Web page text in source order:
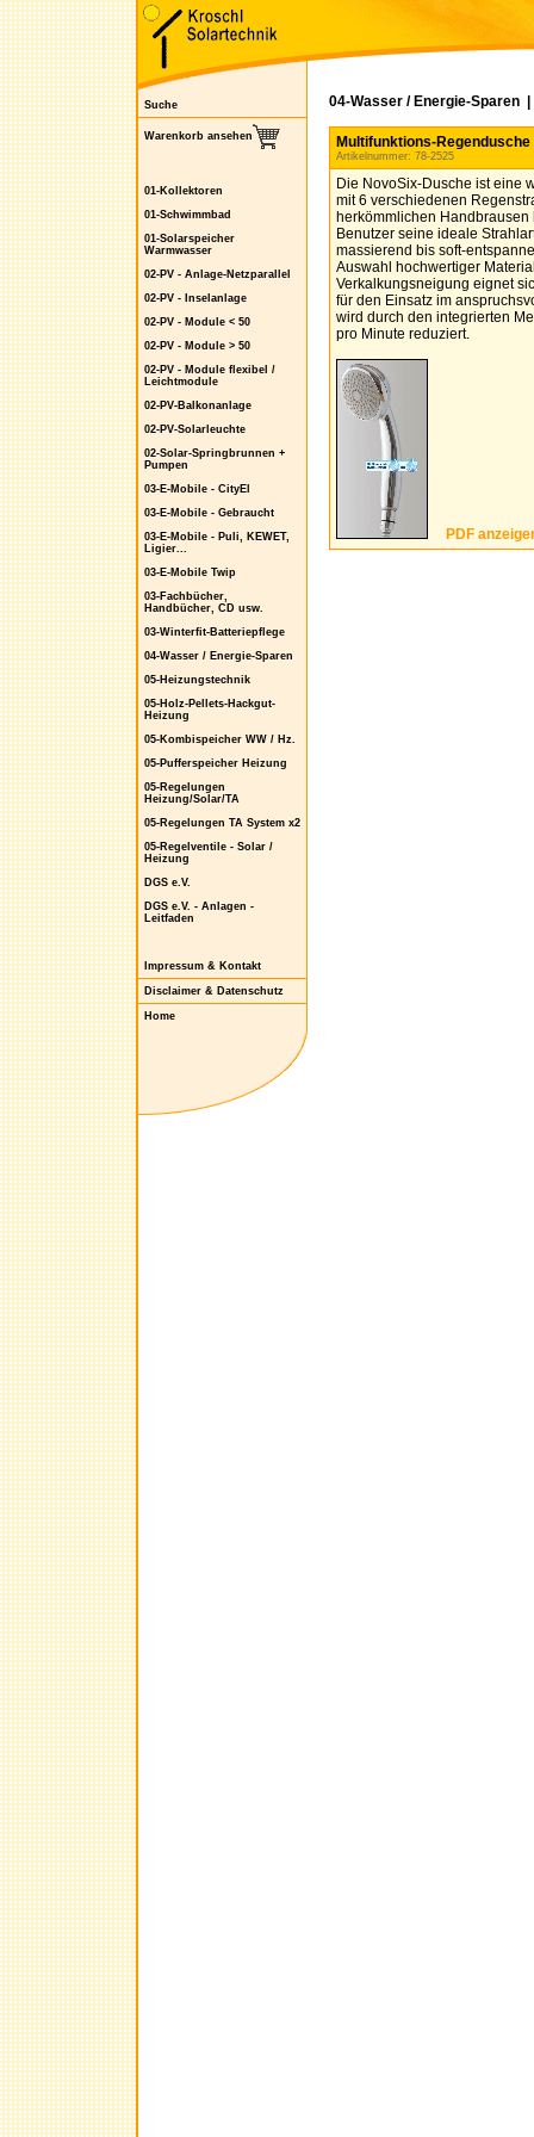
Suche
Warenkorb ansehen
01-Kollektoren
01-Schwimmbad
01-Solarspeicher
Warmwasser
02-PV - Anlage-Netzparallel
02-PV - Inselanlage
02-PV - Module < 50
02-PV - Module > 50
02-PV - Module flexibel /
Leichtmodule
02-PV-Balkonanlage
02-PV-Solarleuchte
02-Solar-Springbrunnen +
Pumpen
03-E-Mobile - CityEl
03-E-Mobile - Gebraucht
03-E-Mobile - Puli, KEWET,
Ligier...
03-E-Mobile Twip
03-Fachbücher,
Handbücher, CD usw.
03-Winterfit-Batteriepflege
04-Wasser / Energie-Sparen
05-Heizungstechnik
05-Holz-Pellets-Hackgut-
Heizung
05-Kombispeicher WW / Hz.
05-Pufferspeicher Heizung
05-Regelungen
Heizung/Solar/TA
05-Regelungen TA System x2
05-Regelventile - Solar /
Heizung
DGS e.V.
DGS e.V. - Anlagen -
Leitfaden
Impressum & Kontakt
Disclaimer & Datenschutz
Home
04-Wasser / Energie-Sparen
Multifunktions-
Artikelnummer: 78-2525
Die NovoSix-Dusche ist eine
mit 6 verschiedenen
herkömmlichen
Benutzer seine ideale
massierend bis soft-
Auswahl hochwertiger
Verkalkungsneigung eignet
für den Einsatz im
wird durch den integrierten
pro Minute reduziert.
PDF